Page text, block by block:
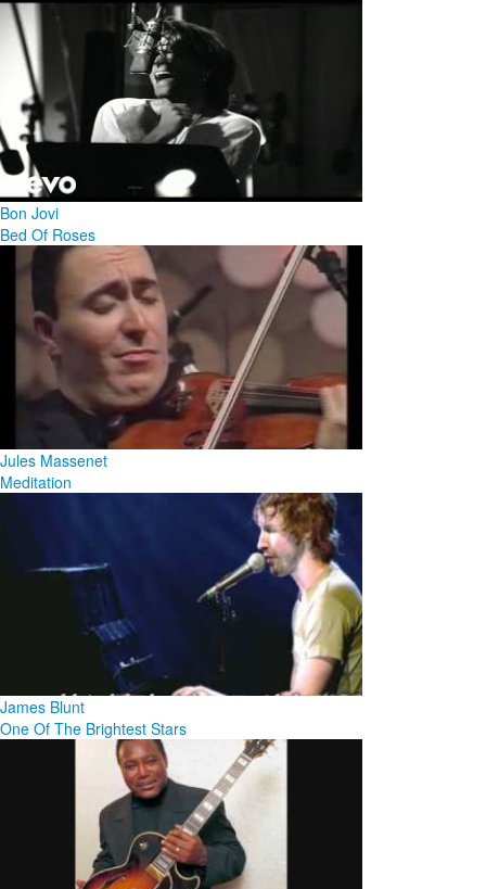
Bon Jovi
Bed Of Roses
Jules Massenet
Meditation
James Blunt
One Of The Brightest Stars